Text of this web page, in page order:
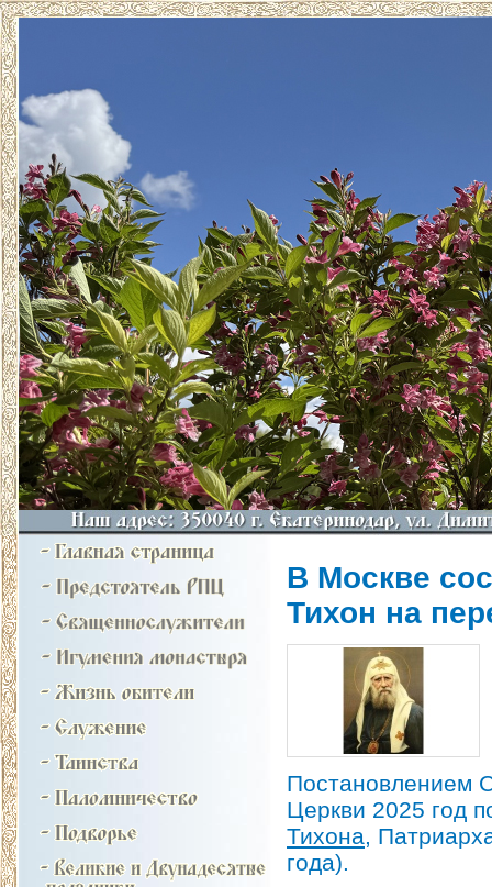
В Москве
Тихон на
Постановлением
Церкви 2025 год
Тихона,
года).